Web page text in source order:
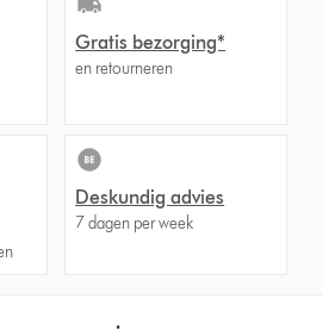
Gratis bezorging*
en retourneren
Deskundig advies
7 dagen per week